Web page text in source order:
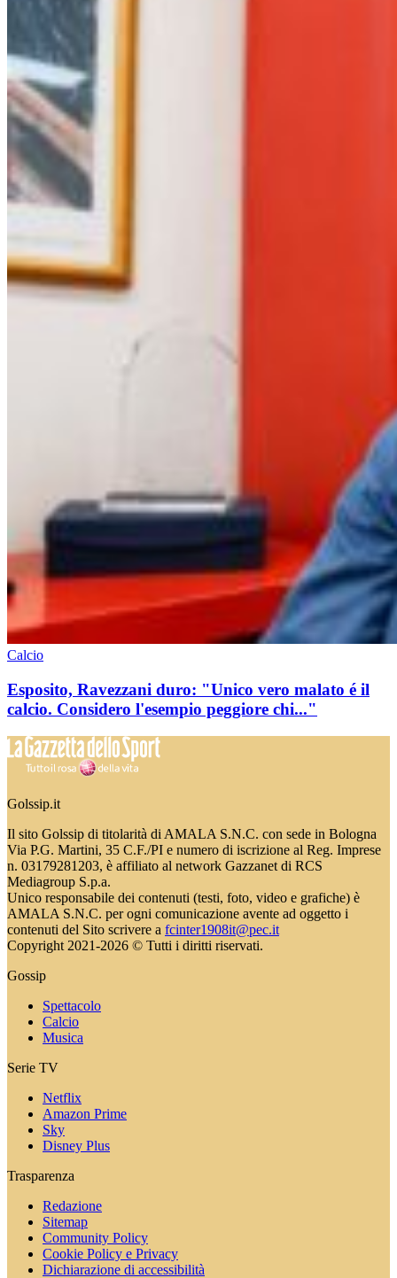
Calcio
Esposito, Ravezzani duro: "Unico vero malato é il
calcio. Considero l'esempio peggiore chi..."
Golssip.it
Il sito Golssip di titolarità di AMALA S.N.C. con sede in Bologna
Via P.G. Martini, 35 C.F./PI e numero di iscrizione al Reg. Imprese
n. 03179281203, è affiliato al network Gazzanet di RCS
Mediagroup S.p.a.
Unico responsabile dei contenuti (testi, foto, video e grafiche) è
AMALA S.N.C. per ogni comunicazione avente ad oggetto i
contenuti del Sito scrivere a fcinter1908it@pec.it
Copyright 2021-2026 © Tutti i diritti riservati.
Gossip
Spettacolo
Calcio
Musica
Serie TV
Netflix
Amazon Prime
Sky
Disney Plus
Trasparenza
Redazione
Sitemap
Community Policy
Cookie Policy e Privacy
Dichiarazione di accessibilità